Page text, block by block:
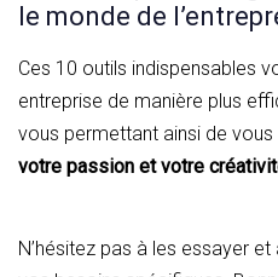
le monde de
Ces 10 outils indispensables
entreprise de manière plus
vous permettant ainsi de vous
votre passion et votre
N’hésitez pas à les essayer